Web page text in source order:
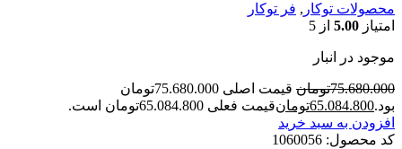
محصولات توکار , فر توکار
امتیاز 5.00 از 5
موجود در انبار
75.680.000تومان
قیمت اصلی 75.680.000تومان
بود.65.084.800تومانقیمت فعلی 65.084.800تومان است.
افزودن به سبد خرید
کد محصول: 1060056